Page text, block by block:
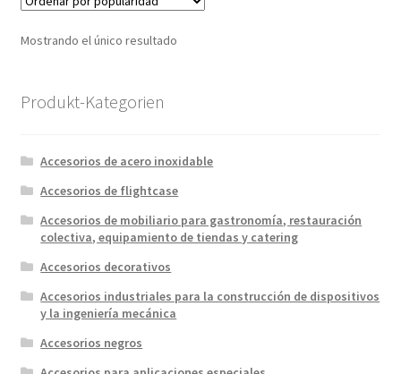
Mostrando el único resultado
Produkt-Kategorien
Accesorios de acero inoxidable
Accesorios de flightcase
Accesorios de mobiliario para gastronomía, restauración
colectiva, equipamiento de tiendas y catering
Accesorios decorativos
Accesorios industriales para la construcción de dispositivos
y la ingeniería mecánica
Accesorios negros